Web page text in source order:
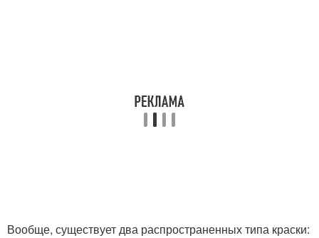
Вообще, существует два распространенных типа краски: